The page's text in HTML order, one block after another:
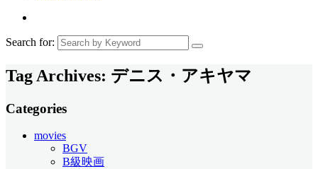
Search for:
Tag Archives: デニス・アキヤマ
Categories
movies
BGV
B級映画